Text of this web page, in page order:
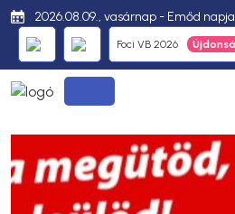
2026.08.09., vasárnap - Emőd napja
Foci VB 2026